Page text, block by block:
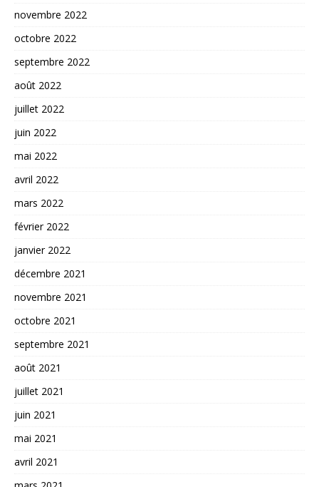
novembre 2022
octobre 2022
septembre 2022
août 2022
juillet 2022
juin 2022
mai 2022
avril 2022
mars 2022
février 2022
janvier 2022
décembre 2021
novembre 2021
octobre 2021
septembre 2021
août 2021
juillet 2021
juin 2021
mai 2021
avril 2021